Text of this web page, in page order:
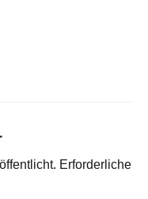
Erforderliche